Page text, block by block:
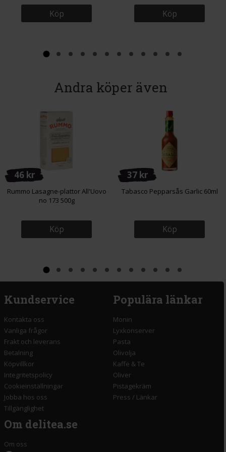
Köp Köp
Andra köper även
46 kr
Rummo Lasagne-plattor All'Uovo
no 173 500g
Köp
37 kr
Tabasco Pepparsås Garlic 60ml
Köp
Kundservice
Kontakta oss
Vanliga frågor
Frakt och leverans
Betalning
Köpvillkor
Integritetspolicy
Cookieinställningar
Jobba hos oss
Tillgänglighet
Populära länkar
Monin
Lyxkonserver
Pasta
Olivolja
Kaffe & Te
Oliver
Pistagekräm
Press / Länkar
Om delitea.se
Om oss